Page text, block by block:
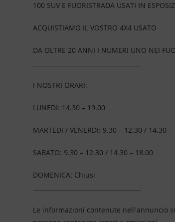
100 SUV E FUORISTRADA USATI IN
ACQUISTIAMO IL VOSTRO 4X4 USATO
DA OLTRE 20 ANNI I NUMERI UNO NEI
I NOSTRI ORARI:
LUNEDI: 14.30 – 19.00
MARTEDI / VENERDI: 9.30 – 12.30 / 14.30 –
SABATO: 9.30 – 12.30 / 14.30 – 18.00
DOMENICA: Chiusi
Le informazioni contenute nell'annuncio